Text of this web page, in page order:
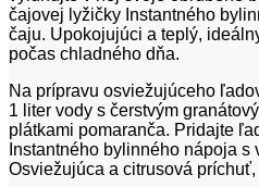
čajovej lyžičky Instantného
čaju. Upokojujúci a teplý,
počas chladného dňa.
Na prípravu osviežujúceho
1 liter vody s čerstvým
plátkami pomaranča. Pridajte
Instantného bylinného nápoja s
Osviežujúca a citrusová